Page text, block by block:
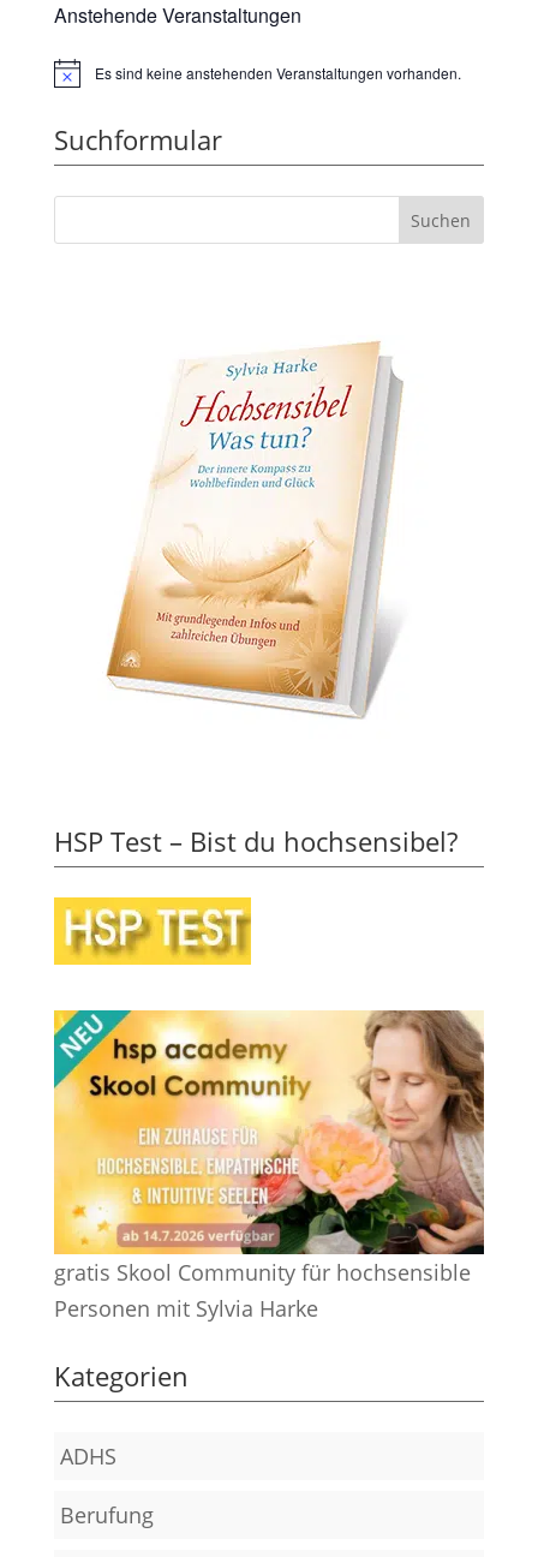
Anstehende Veranstaltungen
HinweisEs sind keine anstehenden Veranstaltungen vorhanden.
Suchformular
HSP Test – Bist du hochsensibel?
gratis Skool Community für hochsensible
Personen mit Sylvia Harke
Kategorien
ADHS
Berufung